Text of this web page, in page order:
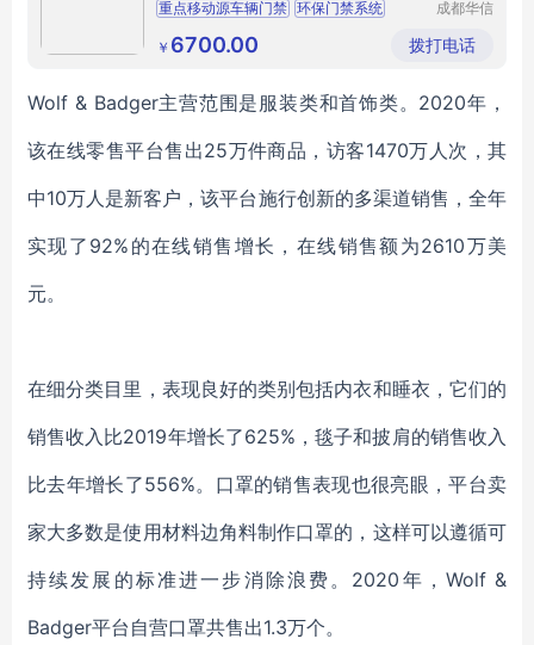
重点移动源车辆门禁 环保门禁系统
企业环保门禁系统
成都企业车辆管理系统
成都华信
有限公司
￥ 6700.00 拨打电话
Wolf & Badger主营范围是服装类和首饰类。2020年，
该在线零售平台售出25万件商品，访客1470万人次，其
中10万人是新客户，该平台施行创新的多渠道销售，全年
实现了92%的在线销售增长，在线销售额为2610万美
元。
在细分类目里，表现良好的类别包括内衣和睡衣，它们的
销售收入比2019年增长了625%，毯子和披肩的销售收入
比去年增长了556%。口罩的销售表现也很亮眼，平台卖
家大多数是使用材料边角料制作口罩的，这样可以遵循可
持续发展的标准进一步消除浪费。2020年，Wolf &
Badger平台自营口罩共售出1.3万个。